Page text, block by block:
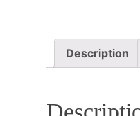
Description